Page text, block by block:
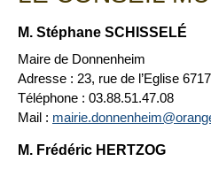
M. Stéphane SCHISSELÉ
Maire de Donnenheim
Adresse : 23, rue de l’Eglise
Téléphone : 03.88.51.47.08
Mail :
M. Frédéric HERTZOG